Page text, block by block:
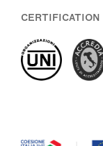
CERTIFICATION